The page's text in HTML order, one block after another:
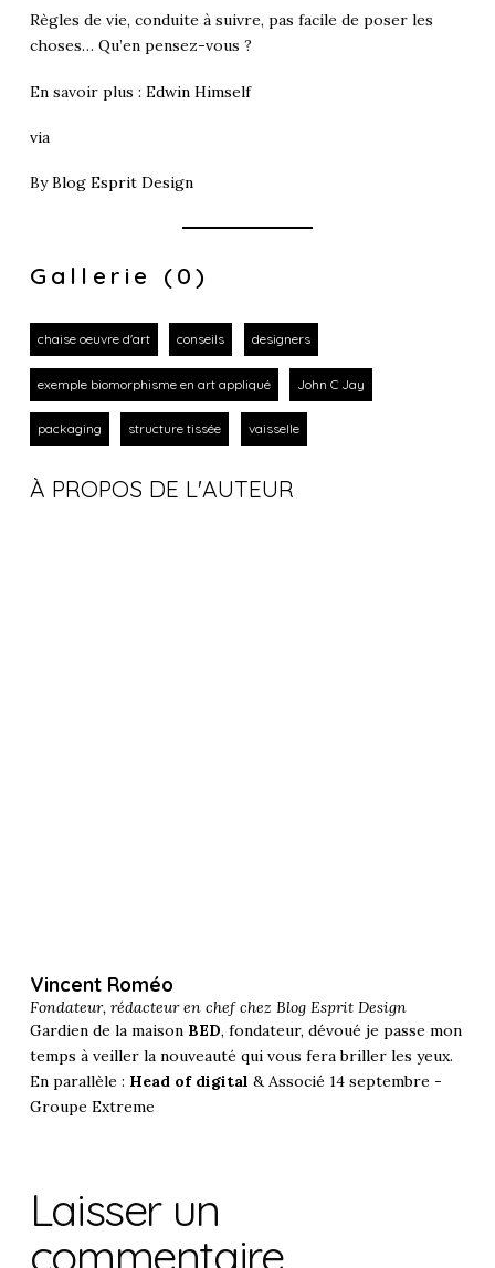
Règles de vie, conduite à suivre, pas facile de poser les
choses… Qu’en pensez-vous ?
En savoir plus : Edwin Himself
via
ByBlog Esprit Design
Gallerie (0)
chaise oeuvre d'art conseils designers
exemple biomorphisme en art appliqué John C Jay
packaging structure tissée vaisselle
À PROPOS DE L'AUTEUR
Vincent Roméo
Fondateur, rédacteur en chef chez Blog Esprit Design
Gardien de la maison BED, fondateur, dévoué je passe mon
temps à veiller la nouveauté qui vous fera briller les yeux.
En parallèle : Head of digital & Associé 14 septembre -
Groupe Extreme
Laisser un
commentaire